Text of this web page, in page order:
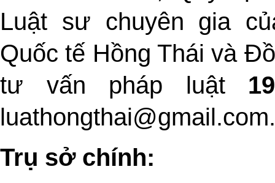
Luật sư chuyên gia
Quốc tế Hồng Thái và
tư vấn pháp luật
luathongthai@gmail.com.
Trụ sở chính: